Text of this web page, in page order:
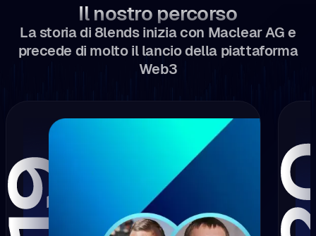
Il nostro percorso
La storia di 8lends inizia con Maclear AG e
precede di molto il lancio della piattaforma
Web3